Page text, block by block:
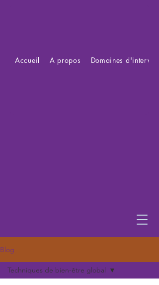
Accueil A propos Domaines
Blog
Techniques de bien-être global